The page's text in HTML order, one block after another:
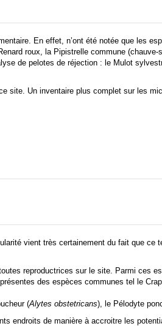
En effet, n’ont été notée que les
roux, la Pipistrelle commune
de pelotes de réjection : le Mulot
site. Un inventaire plus complet sur les
vient très certainement du fait que
reproductrices sur le site. Parmi ces
des espèces communes tel le
(Alytes obstetricans), le Pélodyte
endroits de manière à accroitre les